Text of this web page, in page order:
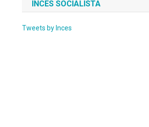
INCES SOCIALISTA
Tweets by Inces